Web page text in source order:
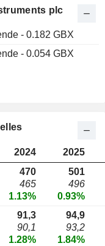
plc
- 0.182 GBX
- 0.054 GBX
2024 2025
470
465
1.13%
501
496
0.93%
91,3
90,1
1.28%
94,9
93,2
1.84%